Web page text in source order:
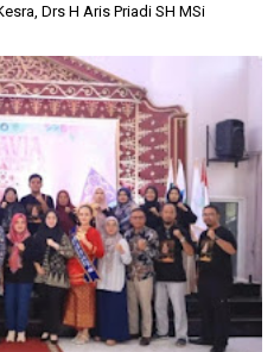
Drs H Aris Priadi SH MSi